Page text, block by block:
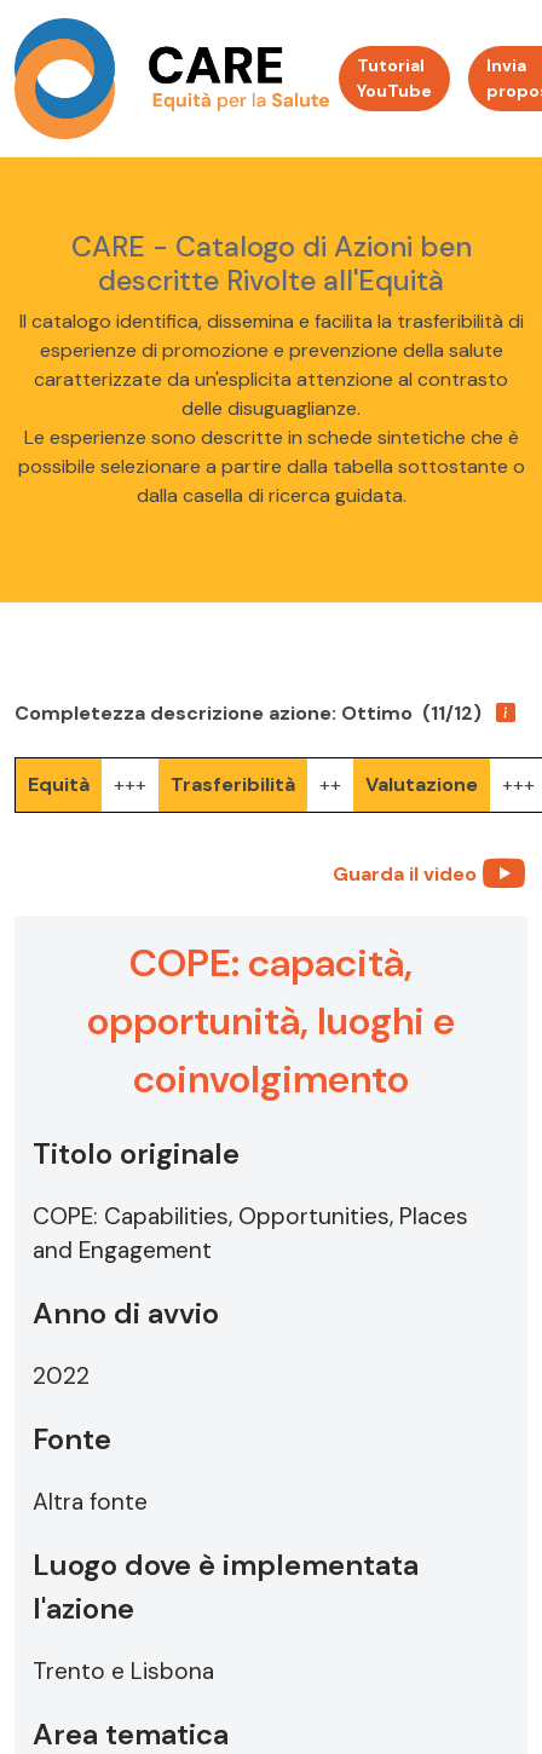
Tutorial
YouTube
Invia
CARE - Catalogo di Azioni ben
descritte Rivolte all'Equità
Il catalogo identifica, dissemina e facilita la trasferibilità di
esperienze di promozione e prevenzione della salute
caratterizzate da un'esplicita attenzione al contrasto
delle disuguaglianze.
Le esperienze sono descritte in schede sintetiche che è
possibile selezionare a partire dalla tabella sottostante o
dalla casella di ricerca guidata.
Completezza descrizione azione: Ottimo (11/12)
Equità +++ Trasferibilità ++ Valutazione +++
Guarda il video
COPE: capacità,
opportunità, luoghi e
coinvolgimento
Titolo originale
COPE: Capabilities, Opportunities, Places
and Engagement
Anno di avvio
2022
Fonte
Altra fonte
Luogo dove è implementata
l'azione
Trento e Lisbona
Area tematica